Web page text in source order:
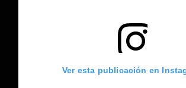
Ver esta publicación en